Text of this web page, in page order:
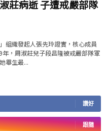
莊病逝 子遭戒嚴部隊
組織發起人張先玲證實，核心成員
，周淑莊兒子段昌隆被戒嚴部隊軍
畢生最...
讚好
跟隨